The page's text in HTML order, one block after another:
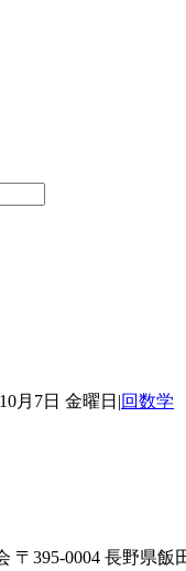
月7日 金曜日 |回数学
〒395-0004 長野県飯